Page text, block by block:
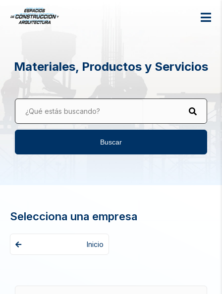
Materiales, Productos y Servicios
¿Qué estás buscando?
Buscar
Selecciona una empresa
Inicio